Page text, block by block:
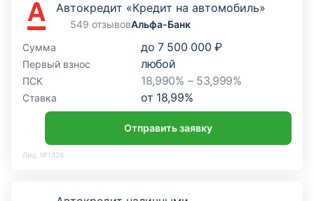
Автокредит «Кредит на автомобиль»
549 отзывовАльфа-Банк
Сумма
до 7 500 000 ₽
Первый взнос любой
ПСК 18,990% – 53,999%
Ставка от 18,99%
Отправить заявку
Лиц. №1326